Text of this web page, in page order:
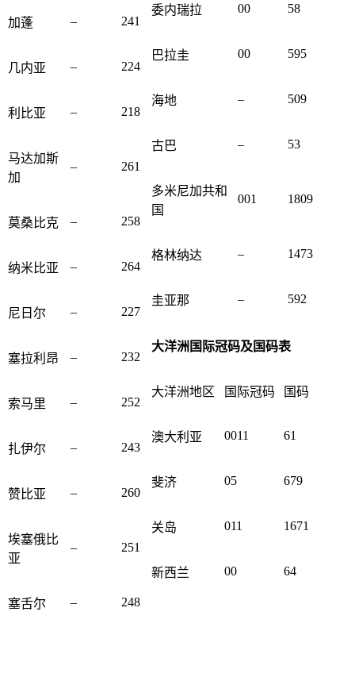
加蓬 – 241
几内亚 – 224
利比亚 – 218
马达加斯
加
– 261
莫桑比克 – 258
纳米比亚 – 264
尼日尔 – 227
塞拉利昂 – 232
索马里 – 252
扎伊尔 – 243
赞比亚 – 260
埃塞俄比
亚
– 251
塞舌尔 – 248
委内瑞拉 00 58
巴拉圭 00 595
海地 – 509
古巴 – 53
多米尼加共和
国
001 1809
格林纳达 – 1473
圭亚那 – 592
大洋洲国际冠码及国码表
大洋洲地区 国际冠码 国码
澳大利亚 0011 61
斐济 05 679
关岛 011 1671
新西兰 00 64